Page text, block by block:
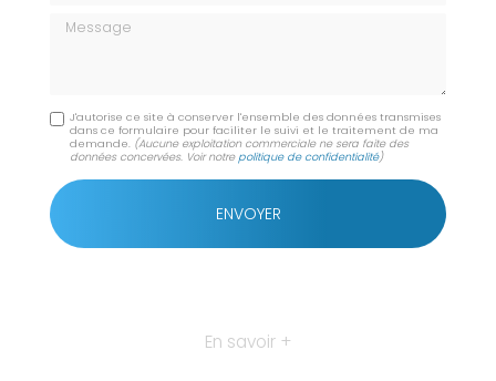
Message
J'autorise ce site à conserver l'ensemble des données transmises
dans ce formulaire pour faciliter le suivi et le traitement de ma
demande. (Aucune exploitation commerciale ne sera faite des
données concervées. Voir notrepolitique de confidentialité)
En savoir +